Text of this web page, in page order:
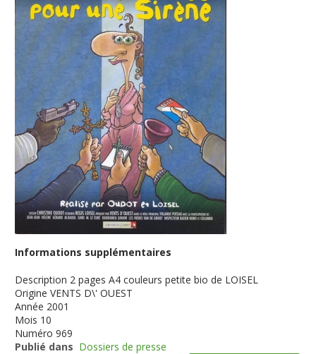
Informations supplémentaires
Description 2 pages A4 couleurs petite bio de LOISEL
Origine VENTS D\' OUEST
Année 2001
Mois 10
Numéro 969
Publié dans Dossiers de presse